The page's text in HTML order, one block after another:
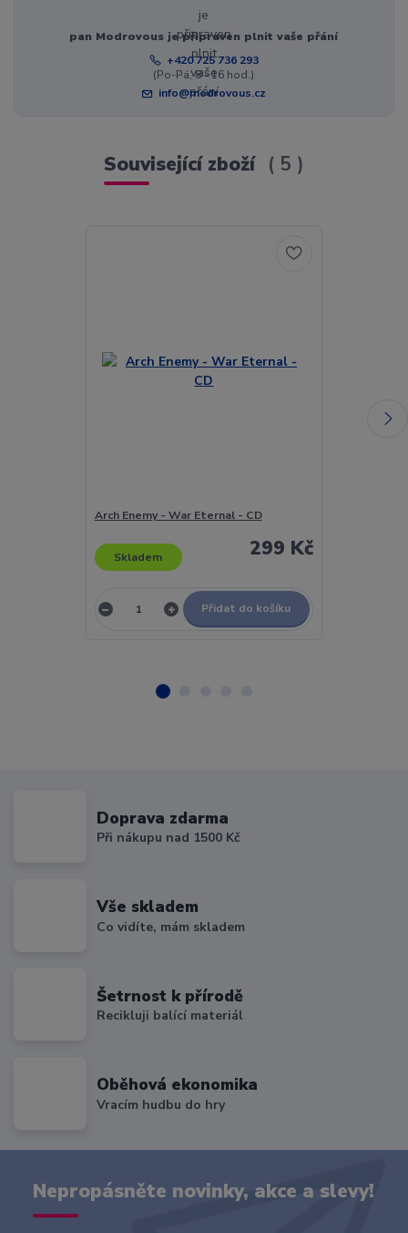
pan Modrovous je připraven plnit vaše přání
+420 725 736 293
(Po-Pá, 8 - 16 hod.)
info@modrovous.cz
Související zboží 5
Arch Enemy - War Eternal - CD
299 Kč
Skladem
Přidat do košíku
Doprava zdarma
Při nákupu nad 1500 Kč
Vše skladem
Co vidíte, mám skladem
Šetrnost k přírodě
Recikluji balící materiál
Oběhová ekonomika
Vracím hudbu do hry
Nepropásněte novinky, akce a slevy!